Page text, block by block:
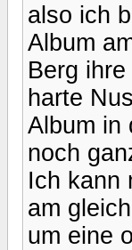
also ich
Album
Berg
harte
Album in
noch
Ich kann
am
um eine